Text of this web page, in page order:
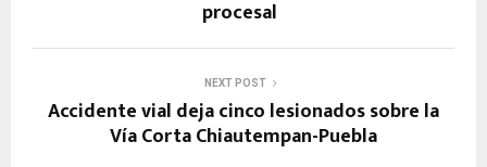
procesal
NEXT POST
Accidente vial deja cinco lesionados sobre la
Vía Corta Chiautempan-Puebla